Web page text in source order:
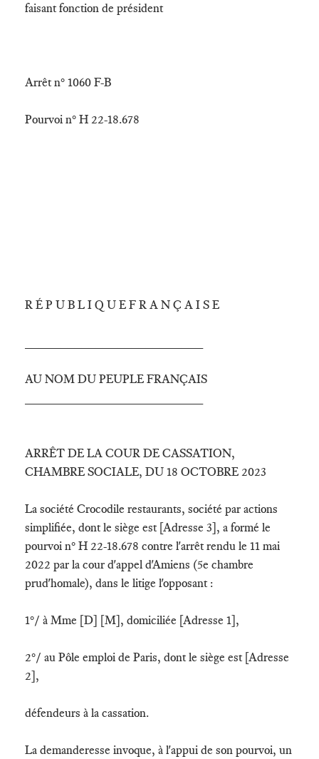
faisant fonction de président
Arrêt n° 1060 F-B
Pourvoi n° H 22-18.678
R É P U B L I Q U E F R A N Ç A I S E
AU NOM DU PEUPLE FRANÇAIS
ARRÊT DE LA COUR DE CASSATION,
CHAMBRE SOCIALE, DU 18 OCTOBRE 2023
La société Crocodile restaurants, société par actions
simplifiée, dont le siège est [Adresse 3], a formé le
pourvoi n° H 22-18.678 contre l'arrêt rendu le 11 mai
2022 par la cour d'appel d'Amiens (5e chambre
prud'homale), dans le litige l'opposant :
1°/ à Mme [D] [M], domiciliée [Adresse 1],
2°/ au Pôle emploi de Paris, dont le siège est [Adresse
2],
défendeurs à la cassation.
La demanderesse invoque, à l'appui de son pourvoi, un